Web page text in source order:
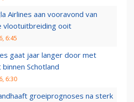
Airlines aan vooravond van
vlootuitbreiding ooit
6:45
gaat jaar langer door met
Schotland
6:30
groeiprognoses na sterk